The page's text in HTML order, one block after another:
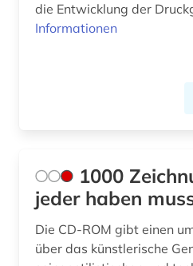
bildstock (1)
bildthema (1)
die Entwicklung der
Informationen
1000
jeder haben
Die CD-ROM gibt einen
über das künstlerische